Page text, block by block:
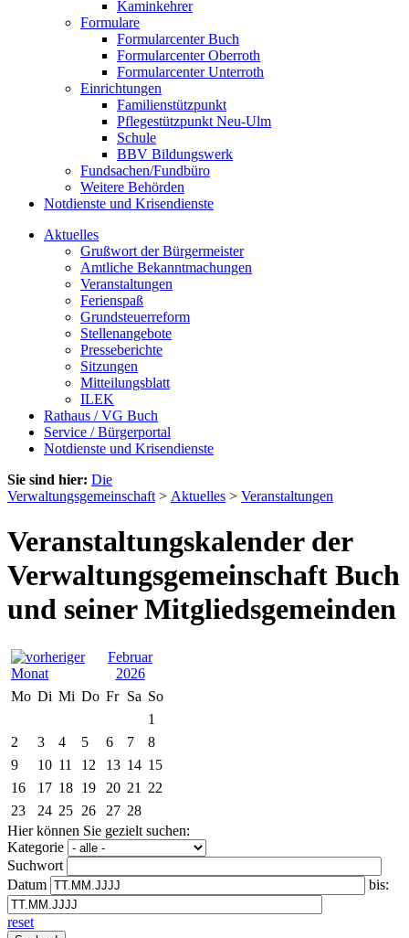
Kaminkehrer
Formulare
Formularcenter Buch
Formularcenter Oberroth
Formularcenter Unterroth
Einrichtungen
Familienstützpunkt
Pflegestützpunkt Neu-Ulm
Schule
BBV Bildungswerk
Fundsachen/Fundbüro
Weitere Behörden
Notdienste und Krisendienste
Aktuelles
Grußwort der Bürgermeister
Amtliche Bekanntmachungen
Veranstaltungen
Ferienspaß
Grundsteuerreform
Stellenangebote
Presseberichte
Sitzungen
Mitteilungsblatt
ILEK
Rathaus / VG Buch
Service / Bürgerportal
Notdienste und Krisendienste
Sie sind hier: Die
Verwaltungsgemeinschaft > Aktuelles > Veranstaltungen
Veranstaltungskalender der
Verwaltungsgemeinschaft Buch
und seiner Mitgliedsgemeinden
Februar
2026
Mo Di Mi Do Fr Sa So
1
2
3 4 5 6 7
8
9
10 11 12 13 14 15
16
17 18 19 20 21
22
23
24 25 26 27 28
Hier können Sie gezielt suchen:
Kategorie
Suchwort
Datum
bis:
reset